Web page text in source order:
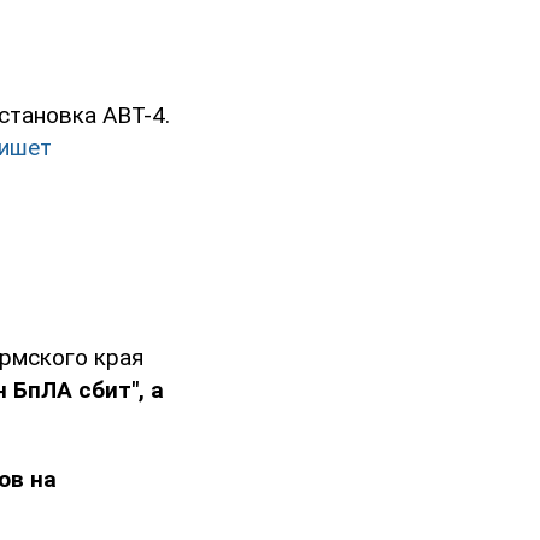
АВТ-4.
края
БпЛА сбит", а
на